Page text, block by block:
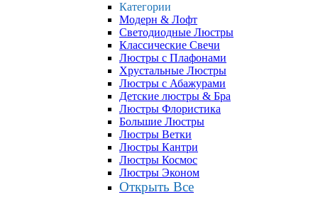
Категории
Модерн & Лофт
Светодиодные Люстры
Классические Свечи
Люстры с Плафонами
Хрустальные Люстры
Люстры с Абажурами
Детские люстры & Бра
Люстры Флористика
Большие Люстры
Люстры Ветки
Люстры Кантри
Люстры Космос
Люстры Эконом
Открыть Все